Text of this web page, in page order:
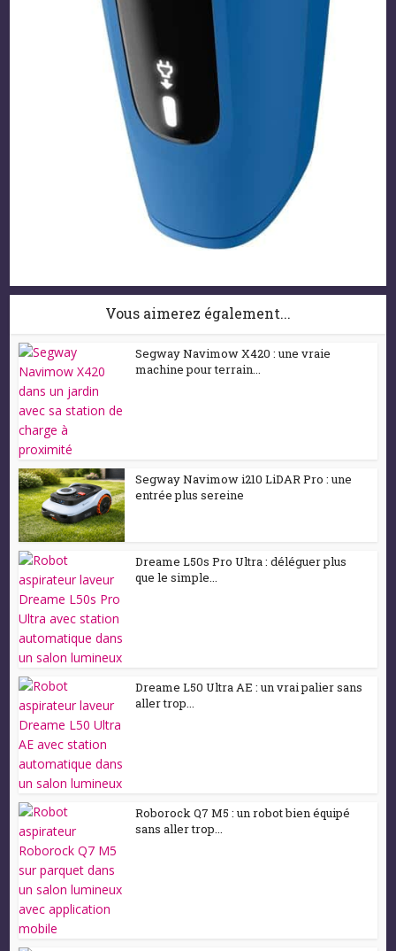
Vous aimerez également...
Segway Navimow X420 : une vraie
machine pour terrain...
Segway Navimow i210 LiDAR Pro : une
entrée plus sereine
Dreame L50s Pro Ultra : déléguer plus
que le simple...
Dreame L50 Ultra AE : un vrai palier sans
aller trop...
Roborock Q7 M5 : un robot bien équipé
sans aller trop...